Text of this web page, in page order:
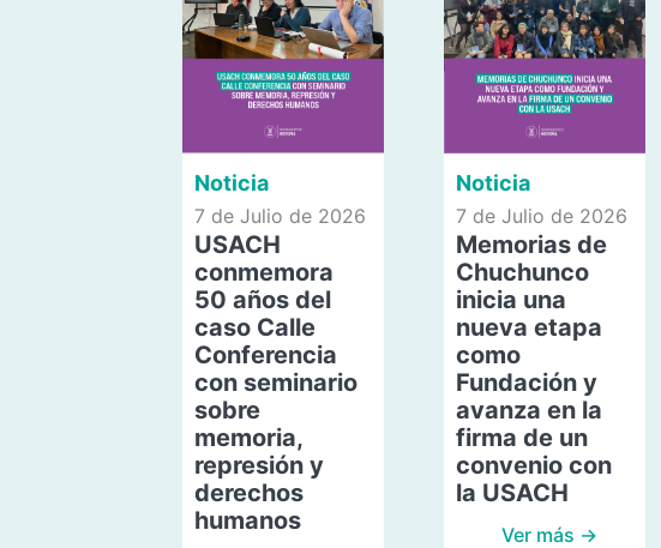
Noticia
7 de Julio de 2026
USACH
conmemora
50 años del
caso Calle
Conferencia
con seminario
sobre
memoria,
represión y
derechos
humanos
Noticia
7 de Julio de 2026
Memorias de
Chuchunco
inicia una
nueva etapa
como
Fundación y
avanza en la
firma de un
convenio con
la USACH
Ver más →